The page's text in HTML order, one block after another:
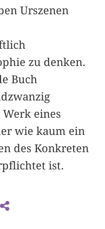
Urszenen
zu denken.
Buch
eines
wie kaum ein
des Konkreten
ist.